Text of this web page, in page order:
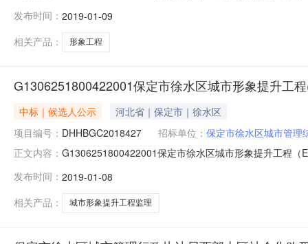
公司第一中标候选人中冶天工集团有限公司工期设计周
225950508.
发布时间： 2019-01-09
相关产品：
形象工程
G1306251800422001保定市徐水区城市形象提升工
中标｜候选人公示
河北省｜保定市｜徐水区
项目编号： DHHBGC2018427 招标单位： 保定市徐水区城市管理
正文内容： G1306251800422001保定市徐水区城市形象提升工程
标人保定市徐水区城市管理综合执法局招标代理机构大
段、
发布时间： 2019-01-08
相关产品：
城市形象提升工程监理